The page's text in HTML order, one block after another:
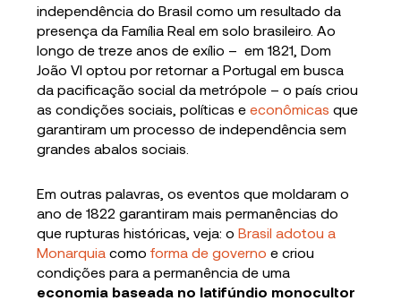
independência do Brasil como um resultado da
presença da Família Real em solo brasileiro. Ao
longo de treze anos de exílio – em 1821, Dom
João VI optou por retornar a Portugal em busca
da pacificação social da metrópole – o país criou
as condições sociais, políticas eeconômicas que
garantiram um processo de independência sem
grandes abalos sociais.
Em outras palavras, os eventos que moldaram o
ano de 1822 garantiram mais permanências do
que rupturas históricas, veja: oBrasil adotou a
Monarquia comoforma de governo e criou
condições para a permanência de uma
economia baseada no latifúndio monocultor